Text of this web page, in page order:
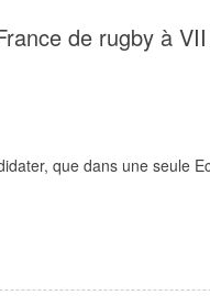
de rugby à
que dans une seule